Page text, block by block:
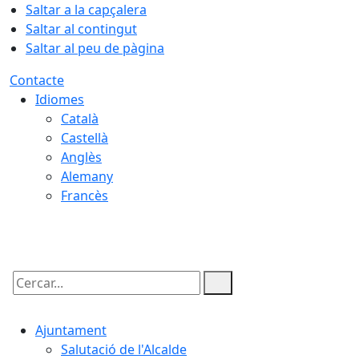
Saltar a la capçalera
Saltar al contingut
Saltar al peu de pàgina
Contacte
Idiomes
Català
Castellà
Anglès
Alemany
Francès
Cercar:
Ajuntament
Salutació de l'Alcalde